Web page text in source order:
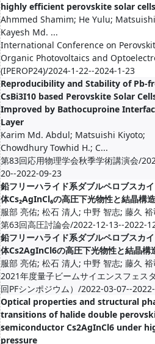
highly efficient perovskite solar cells
Ahmmed Shamim; He Yulu;
Kayesh Md. ...
International Conference on
Organic Photovoltaics and
(IPEROP24)/2024-1-22--2024-1-23
Reproducibility and Stability of Pb-
CsBi3I10 based Perovskite Solar
Improved by Bathocuproine
Layer
Karim Md. Abdul; Matsuishi Kiyoto;
Chowdhury Towhid H.; C...
第83回応用物理学会秋季学術講演会/
20--2022-09-23
鉛フリーハライド系ダブルペロブスカ
体Cs₂AgInCl₆の高圧下光物性と結晶構造
服部 亮佑; 松石 清人; 中野 智志; 藤久
第63回高圧討論会/2022-12-13--2022-
鉛フリーハライド系ダブルペロブスカ
体Cs2AgInCl6の高圧下光物性と結晶構
服部 亮佑; 松石 清人; 中野 智志; 藤久
2021年度量子ビームサイエンスフェス
回PFシンポジウム）/2022-03-07--
Optical properties and structural
transitions of halide double
semiconductor Cs2AgInCl6 under
pressure